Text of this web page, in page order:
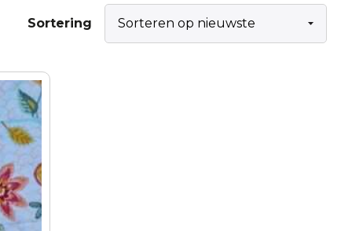
Sortering